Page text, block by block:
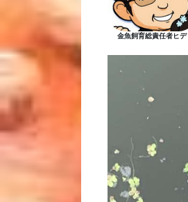
金魚飼育総責任者ヒデ